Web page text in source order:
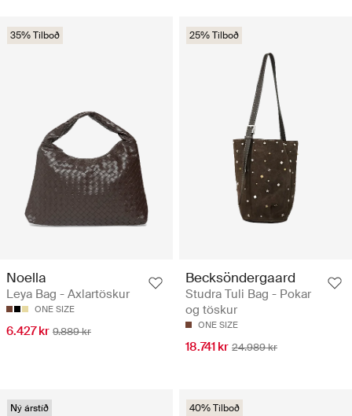
35% Tilboð
Noella
Leya Bag - Axlartöskur
ONE SIZE
6.427 kr 9.889 kr
25% Tilboð
Becksöndergaard
Studra Tuli Bag - Pokar
og töskur
ONE SIZE
18.741 kr 24.989 kr
Ný árstíð 40% Tilboð